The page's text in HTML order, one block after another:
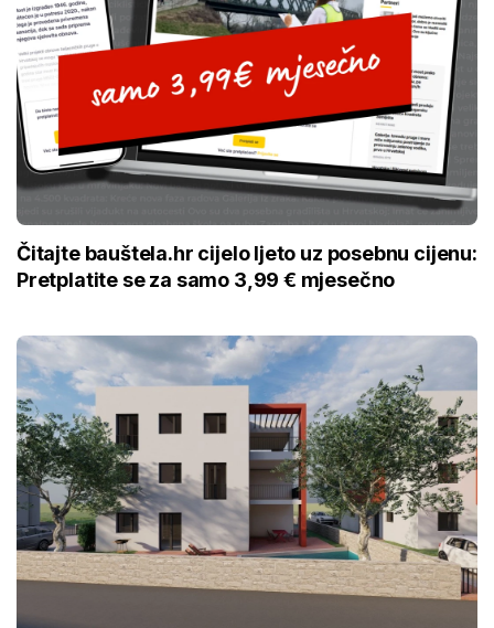
Čitajte bauštela.hr cijelo ljeto uz posebnu cijenu:
Pretplatite se za samo 3,99 € mjesečno